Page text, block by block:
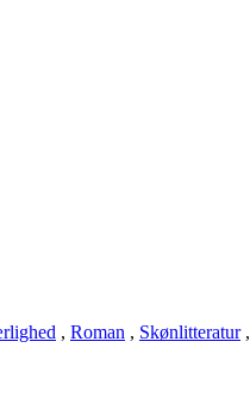
, Roman , Skønlitteratur,